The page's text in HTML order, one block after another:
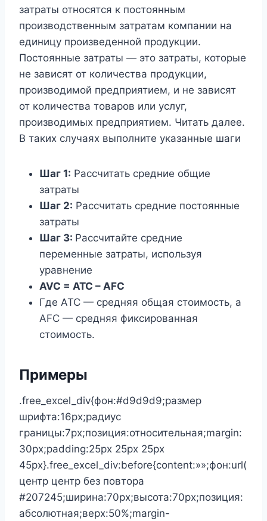
затраты относятся к постоянным
производственным затратам компании на
единицу произведенной продукции.
Постоянные затраты — это затраты, которые
не зависят от количества продукции,
производимой предприятием, и не зависят
от количества товаров или услуг,
производимых предприятием. Читать далее.
В таких случаях выполните указанные шаги
Шаг 1: Рассчитать средние общие
затраты
Шаг 2: Рассчитать средние постоянные
затраты
Шаг 3: Рассчитайте средние
переменные затраты, используя
уравнение
AVC = ATC – AFC
Где ATC — средняя общая стоимость, а
AFC — средняя фиксированная
стоимость.
Примеры
.free_excel_div{фон:#d9d9d9;размер
шрифта:16px;радиус
границы:7px;позиция:относительная;margin:
30px;padding:25px 25px 25px
45px}.free_excel_div:before{content:»»;фон:url(
центр центр без повтора
#207245;ширина:70px;высота:70px;позиция:
абсолютная;верх:50%;margin-